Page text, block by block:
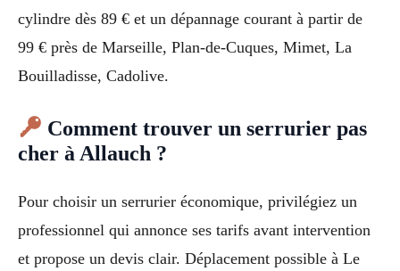
cylindre dès 89 € et un dépannage courant à partir de
99 € près de Marseille, Plan-de-Cuques, Mimet, La
Bouilladisse, Cadolive.
Comment trouver un serrurier pas
cher à Allauch ?
Pour choisir un serrurier économique, privilégiez un
professionnel qui annonce ses tarifs avant intervention
et propose un devis clair. Déplacement possible à Le